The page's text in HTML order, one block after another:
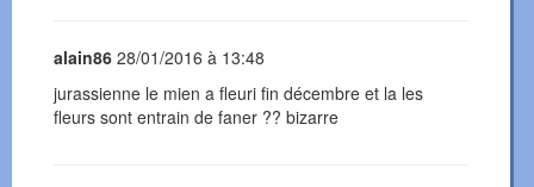
alain86 28/01/2016 à 13:48
jurassienne le mien a fleuri fin décembre et la les
fleurs sont entrain de faner ?? bizarre